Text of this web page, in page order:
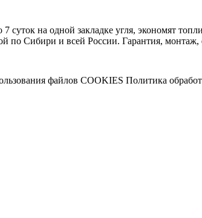
на одной закладке угля, экономят
по Сибири и всей России. Гарантия, монтаж,
файлов COOKIES Политика